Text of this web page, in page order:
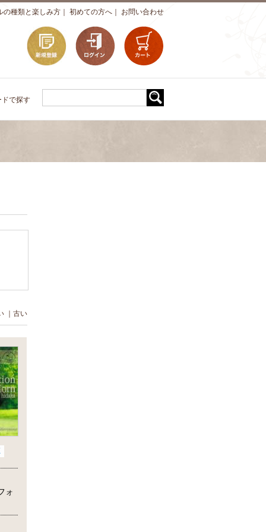
お問い合わせ
初めての方へ
の種類と楽しみ方
ドで探す
古い
ォ